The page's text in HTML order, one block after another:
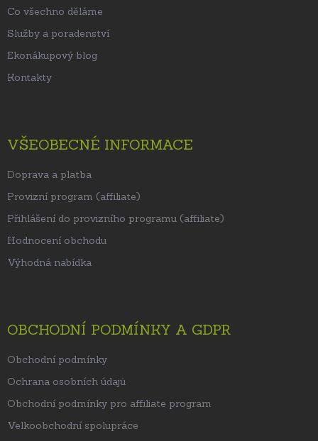
Co všechno děláme
Služby a poradenství
Ekonákupový blog
Kontakty
VŠEOBECNÉ INFORMACE
Doprava a platba
Provizní program (affiliate)
Přihlášení do provizního programu (affiliate)
Hodnocení obchodu
Výhodná nabídka
OBCHODNÍ PODMÍNKY A GDPR
Obchodní podmínky
Ochrana osobních údajů
Obchodní podmínky pro affiliate program
Velkoobchodní spolupráce